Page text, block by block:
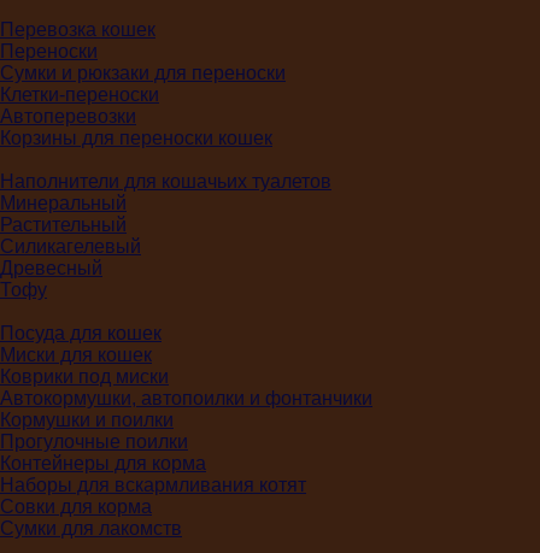
Перевозка кошек
Переноски
Сумки и рюкзаки для переноски
Клетки-переноски
Автоперевозки
Корзины для переноски кошек
Наполнители для кошачьих туалетов
Минеральный
Растительный
Силикагелевый
Древесный
Тофу
Посуда для кошек
Миски для кошек
Коврики под миски
Автокормушки, автопоилки и фонтанчики
Кормушки и поилки
Прогулочные поилки
Контейнеры для корма
Наборы для вскармливания котят
Совки для корма
Сумки для лакомств